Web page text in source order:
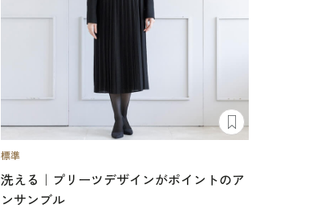
洗える｜プリーツデザインがポイントのア
ンサンブル